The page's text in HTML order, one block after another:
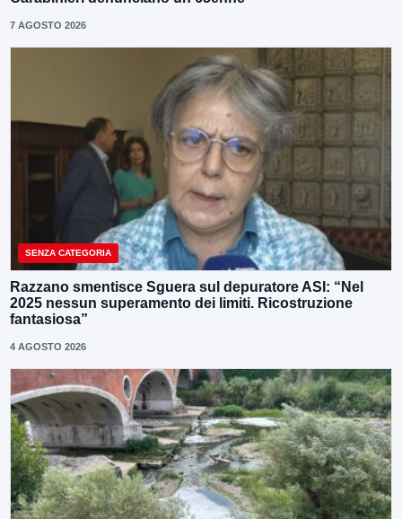
7 AGOSTO 2026
SENZA CATEGORIA
Razzano smentisce Sguera sul depuratore ASI: “Nel
2025 nessun superamento dei limiti. Ricostruzione
fantasiosa”
4 AGOSTO 2026